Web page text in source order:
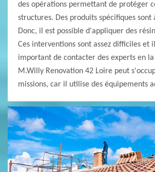
des opérations permettant de protéger
structures. Des produits spécifiques sont
Donc, il est possible d'appliquer des
Ces interventions sont assez difficiles et
important de contacter des experts en
M.Willy Renovation 42 Loire peut
missions, car il utilise des équipements